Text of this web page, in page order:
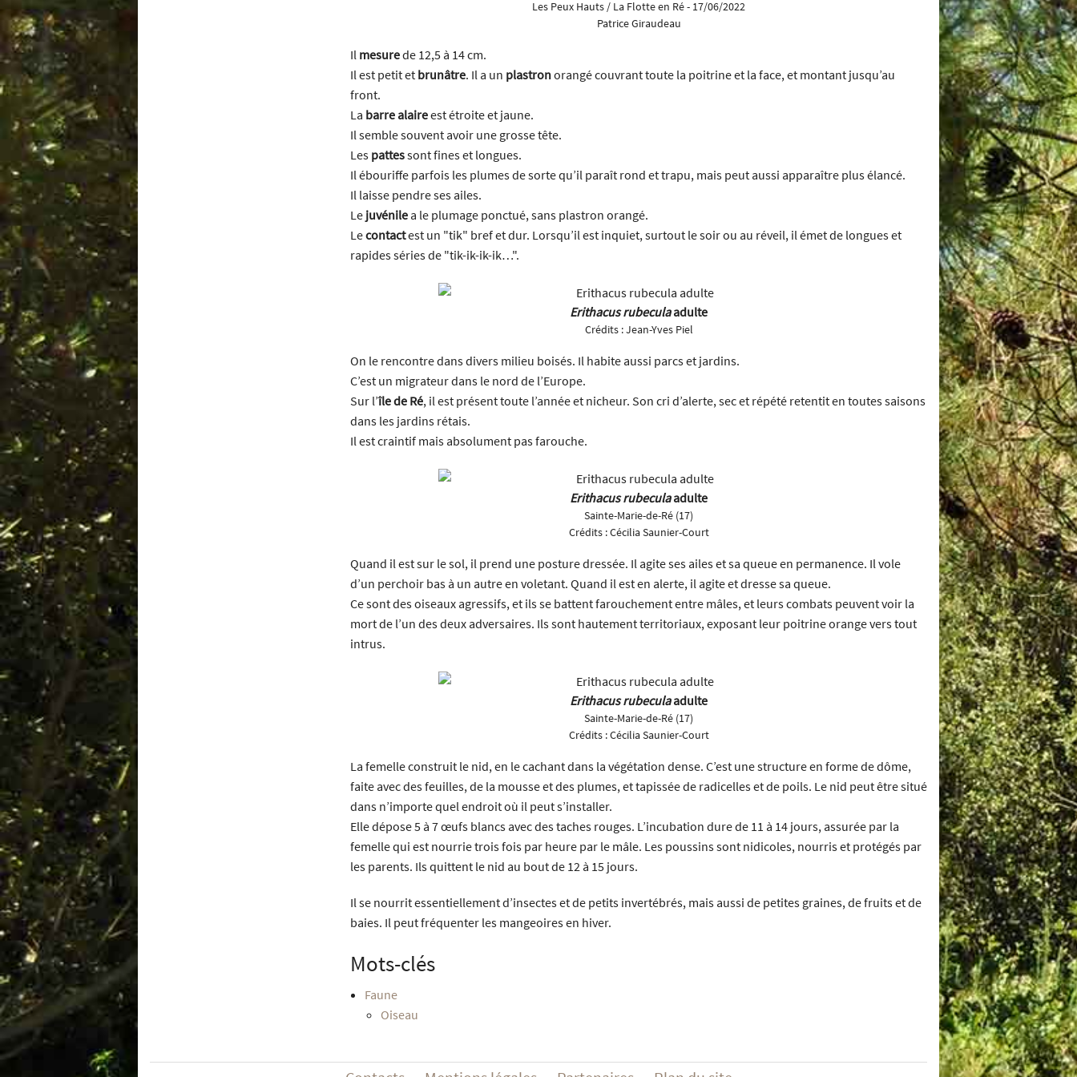
keys
or
Les Peux Hauts / La Flotte en Ré - 17/06/2022
Patrice Giraudeau
Il mesurede 12,5 à 14 cm.
Il est petit et brunâtre. Il a un plastronorangé couvrant toute la poitrine et la face, et montant jusqu’au
front.
La barre alaireest étroite et jaune.
Il semble souvent avoir une grosse tête.
Les pattessont fines et longues.
Il ébouriffe parfois les plumes de sorte qu’il paraît rond et trapu, mais peut aussi apparaître plus élancé.
Il laisse pendre ses ailes.
Le juvénile a le plumage ponctué, sans plastron orangé.
Lecontactest un "tik" bref et dur. Lorsqu’il est inquiet, surtout le soir ou au réveil, il émet de longues et
rapides séries de "tik-ik-ik-ik…".
Erithacus rubeculaadulte
Crédits :Jean-Yves Piel
On le rencontre dans divers milieu boisés. Il habite aussi parcs et jardins.
C’est un migrateur dans le nord de l’Europe.
Sur l’île de Ré, il est présent toute l’année et nicheur. Son cri d’alerte, sec et répété retentit en toutes saisons
dans les jardins rétais.
Il est craintif mais absolument pas farouche.
Erithacus rubeculaadulte
Sainte-Marie-de-Ré (17)
Crédits :Cécilia Saunier-Court
Quand il est sur le sol, il prend une posture dressée. Il agite ses ailes et sa queue en permanence. Il vole
d’un perchoir bas à un autre en voletant. Quand il est en alerte, il agite et dresse sa queue.
Ce sont des oiseaux agressifs, et ils se battent farouchement entre mâles, et leurs combats peuvent voir la
mort de l’un des deux adversaires. Ils sont hautement territoriaux, exposant leur poitrine orange vers tout
intrus.
Erithacus rubeculaadulte
Sainte-Marie-de-Ré (17)
Crédits :Cécilia Saunier-Court
La femelle construit le nid, en le cachant dans la végétation dense. C’est une structure en forme de dôme,
faite avec des feuilles, de la mousse et des plumes, et tapissée de radicelles et de poils. Le nid peut être situé
dans n’importe quel endroit où il peut s’installer.
Elle dépose 5 à 7 œufs blancs avec des taches rouges. L’incubation dure de 11 à 14 jours, assurée par la
femelle qui est nourrie trois fois par heure par le mâle. Les poussins sont nidicoles, nourris et protégés par
les parents. Ils quittent le nid au bout de 12 à 15 jours.
Il se nourrit essentiellement d’insectes et de petits invertébrés, mais aussi de petites graines, de fruits et de
baies. Il peut fréquenter les mangeoires en hiver.
Mots-clés
Faune
Oiseau